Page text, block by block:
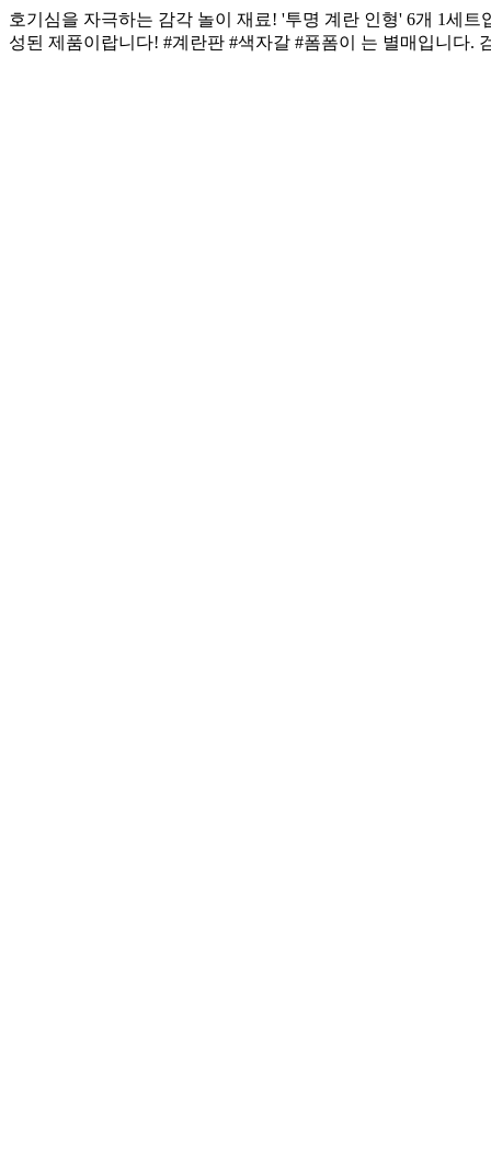
호기심을 자극하는 감각 놀이 재료! '투명 계란 인형' 6개 1세
성된 제품이랍니다! #계란판 #색자갈 #폼폼이 는 별매입니다.